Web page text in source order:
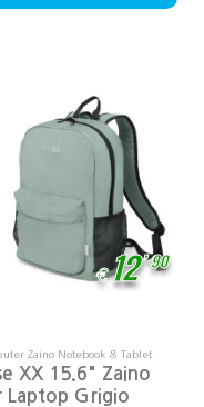
€12
,90
Zaino Notebook & Tablet
XX 15.6" Zaino
Laptop Grigio